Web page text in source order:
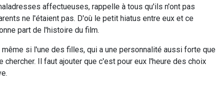
affectueuses, rappelle à tous qu'ils n'ont pas
ne l'étaient pas. D'où le petit hiatus entre eux et ce
part de l'histoire du film.
si l'une des filles, qui a une personnalité aussi forte que
Il faut ajouter que c'est pour eux l'heure des choix